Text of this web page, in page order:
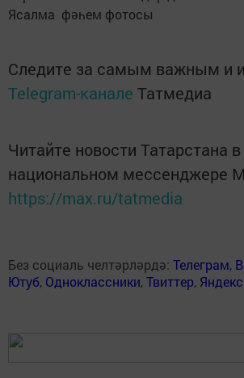
Ясалма фәһем фотосы
Следите за самым важным и
Telegram-канале Татмедиа
Читайте новости Татарстана в
национальном мессенджере
https://max.ru/tatmedia
Без социаль челтәрләрдә: Телеграм,
Ютуб, Одноклассники,Твиттер,